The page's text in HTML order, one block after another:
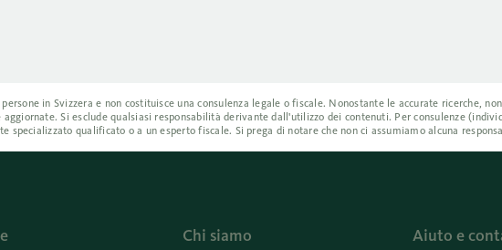
in Svizzera e non costituisce una consulenza legale o fiscale. Nonostante le accurate ricerche,
Si esclude qualsiasi responsabilità derivante dall'utilizzo dei contenuti. Per consulenze
specializzato qualificato o a un esperto fiscale. Si prega di notare che non ci assumiamo alcuna
Chi siamo Aiuto e